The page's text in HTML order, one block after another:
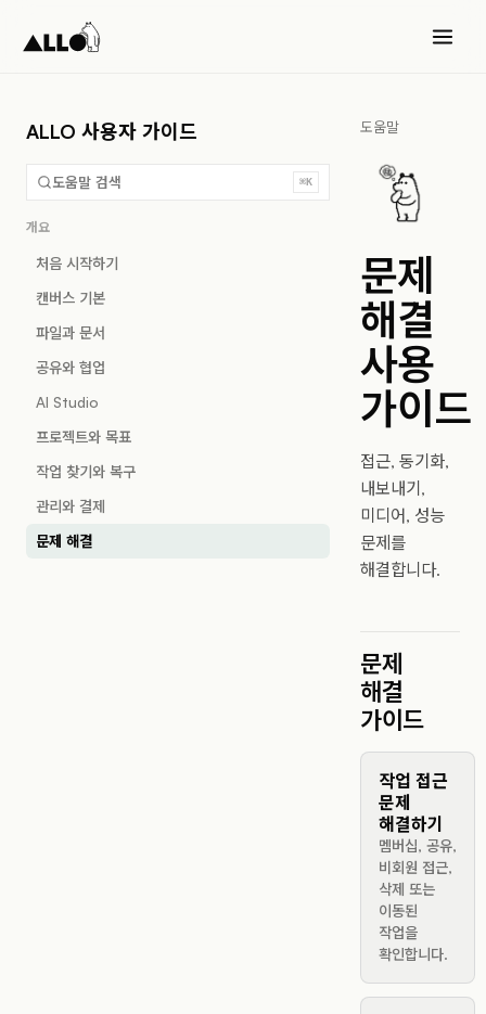
ALLO 사용자 가이드
도움말 검색 ⌘K
개요
처음 시작하기
캔버스 기본
파일과 문서
공유와 협업
AI Studio
프로젝트와 목표
작업 찾기와 복구
관리와 결제
문제 해결
도움말
문제
해결
사용
가이드
접근, 동기화,
내보내기,
미디어, 성능
문제를
해결합니다.
문제
해결
가이드
작업 접근
문제
해결하기
멤버십, 공유,
비회원 접근,
삭제 또는
이동된
작업을
확인합니다.